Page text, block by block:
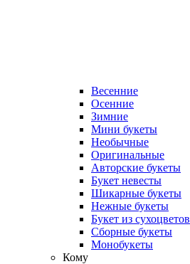
Весенние
Осенние
Зимние
Мини букеты
Необычные
Оригинальные
Авторские букеты
Букет невесты
Шикарные букеты
Нежные букеты
Букет из сухоцветов
Сборные букеты
Монобукеты
Кому